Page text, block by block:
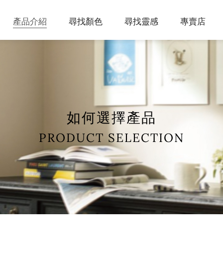
We've been dreaming in color since 1883.
Explore over 3,500 paint colors
產品介紹
該怎麼選到我要的產品呢？
Step. 選顏色 → 選光澤 → 選產品
尋找顏色 尋找靈感
蒐集最受歡迎的配色靈感，包含奶茶色系、多巴胺
美學與熱門居家色調，提供熱門的搭配色彩提案。
專賣店
如何選擇產品
PRODUCT SELECTION